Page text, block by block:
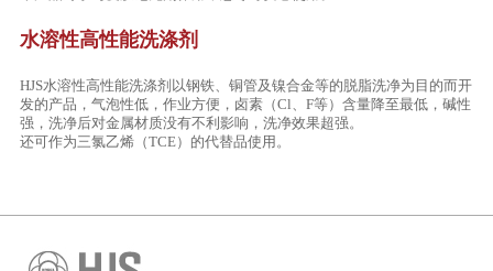
水溶性高性能洗涤剂
HJS水溶性高性能洗涤剂以钢铁、铜管及镍合金等的脱脂洗净为目的而开
发的产品，气泡性低，作业方便，卤素（Cl、F等）含量降至最低，碱性
强，洗净后对金属材质没有不利影响，洗净效果超强。
还可作为三氯乙烯（TCE）的代替品使用。